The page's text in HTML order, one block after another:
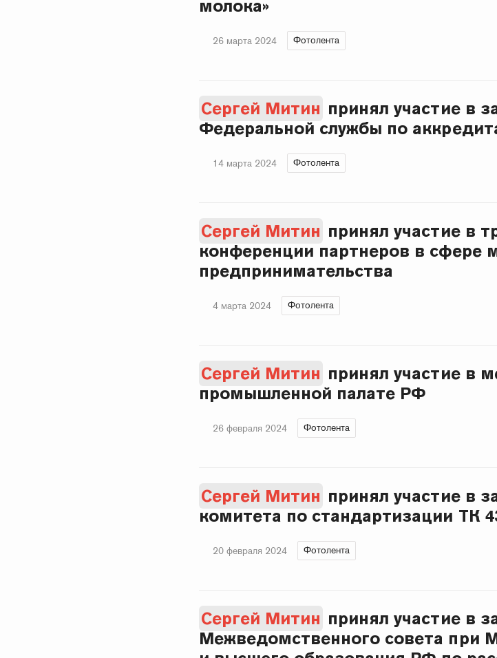
молока»
26 марта 2024 Фотолента
Сергей Митин принял участие в
Федеральной службы по
14 марта 2024 Фотолента
Сергей Митин принял участие в
конференции партнеров в сфере
предпринимательства
4 марта 2024 Фотолента
Сергей Митин принял участие в
промышленной палате РФ
26 февраля 2024 Фотолента
Сергей Митин принял участие в
комитета по стандартизации ТК
20 февраля 2024 Фотолента
Сергей Митин принял участие в
Межведомственного совета при